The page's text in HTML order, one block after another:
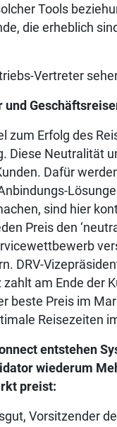
Tools
die erheblich
Vertreter
und
zum Erfolg des
Diese Neutralität
Dafür
sind hier
Preis den
DRV-
zahlt am Ende der
beste Preis im
Reisezeiten
entstehen
wiederum
preist:
Vorsitzender